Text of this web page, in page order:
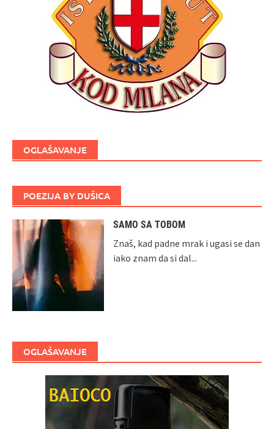
OGLAŠAVANJE
POEZIJA BY DUŠICA
SAMO SA TOBOM
Znaš, kad padne mrak i ugasi se dan
iako znam da si dal...
OGLAŠAVANJE